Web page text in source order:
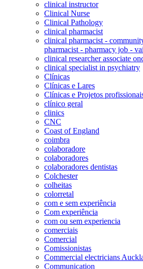
clinical instructor
Clinical Nurse
Clinical Pathology
clinical pharmacist
clinical pharmacist -
pharmacist - pharmacy job -
clinical researcher associate
clinical specialist in psychiatry
Clínicas
Clínicas e Lares
Clínicas e Projetos
clínico geral
clinics
CNC
Coast of England
coimbra
colaboradore
colaboradores
colaboradores dentistas
Colchester
colheitas
colorretal
com e sem experiência
Com experiência
com ou sem experiencia
comerciais
Comercial
Comissionistas
Commercial electricians
Communication